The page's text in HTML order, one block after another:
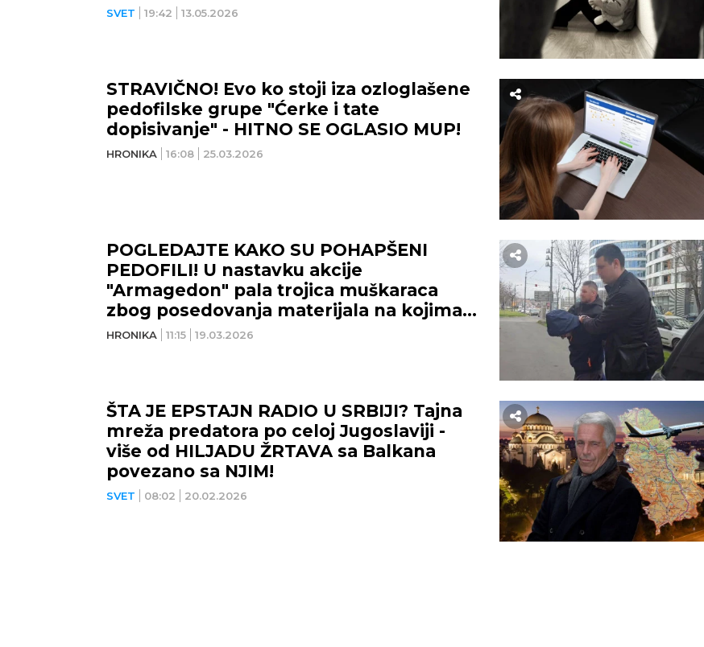
SVET 19:42 13.05.2026
HRONIKA 16:08 25.03.2026
STRAVIČNO! Evo ko stoji iza ozloglašene
pedofilske grupe "Ćerke i tate
dopisivanje" - HITNO SE OGLASIO MUP!
HRONIKA 11:15 19.03.2026
POGLEDAJTE KAKO SU POHAPŠENI
PEDOFILI! U nastavku akcije
"Armagedon" pala trojica muškaraca
zbog posedovanja materijala na kojima
su maloletna deca! (VIDEO)
SVET 08:02 20.02.2026
ŠTA JE EPSTAJN RADIO U SRBIJI? Tajna
mreža predatora po celoj Jugoslaviji -
više od HILJADU ŽRTAVA sa Balkana
povezano sa NJIM!